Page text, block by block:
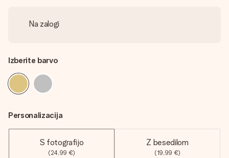
Na zalogi
Izberite barvo
Personalizacija
S fotografijo
(24,99 €)
Z besedilom
(19,99 €)